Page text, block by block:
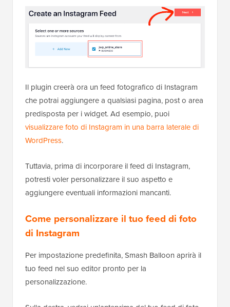
Il plugin creerà ora un feed fotografico di Instagram
che potrai aggiungere a qualsiasi pagina, post o area
predisposta per i widget. Ad esempio, puoi
visualizzare foto di Instagram in una barra laterale di
WordPress.
Tuttavia, prima di incorporare il feed di Instagram,
potresti voler personalizzare il suo aspetto e
aggiungere eventuali informazioni mancanti.
Come personalizzare il tuo feed di foto
di Instagram
Per impostazione predefinita, Smash Balloon aprirà il
tuo feed nel suo editor pronto per la
personalizzazione.